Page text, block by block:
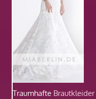
Traumhafte Brautkleider